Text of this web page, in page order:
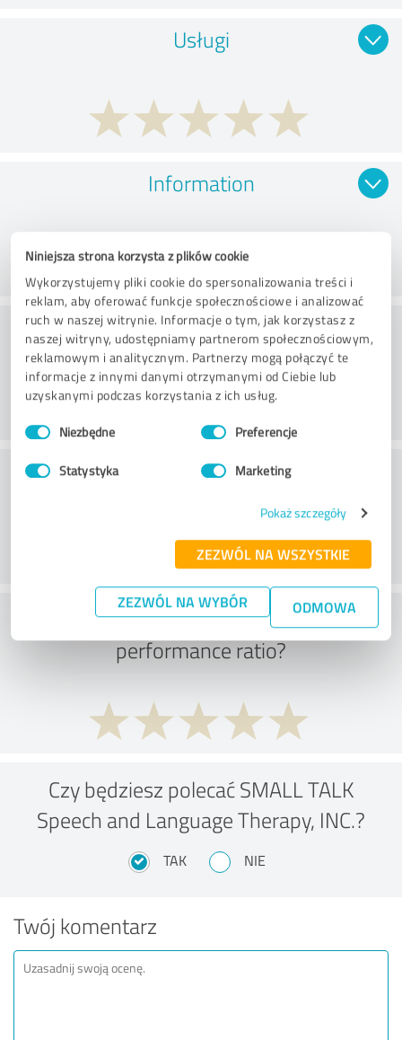
Niniejsza strona korzysta z plików cookie
Wykorzystujemy pliki cookie do spersonalizowania treści i
reklam, aby oferować funkcje społecznościowe i analizować
ruch w naszej witrynie. Informacje o tym, jak korzystasz z
naszej witryny, udostępniamy partnerom społecznościowym,
reklamowym i analitycznym. Partnerzy mogą połączyć te
informacje z innymi danymi otrzymanymi od Ciebie lub
uzyskanymi podczas korzystania z ich usług.
Wybór
zgody Niezbędne Preferencje
Statystyka Marketing
Pokaż szczegóły
ZEZWÓL NA WSZYSTKIE
ZEZWÓL NA WYBÓR ODMOWA
Usługi
Information
Korzyści
Obsługa klienta
What do you think of the price to
performance ratio?
Czy będziesz polecać SMALL TALK
Speech and Language Therapy, INC.?
TAK NIE
Twój komentarz